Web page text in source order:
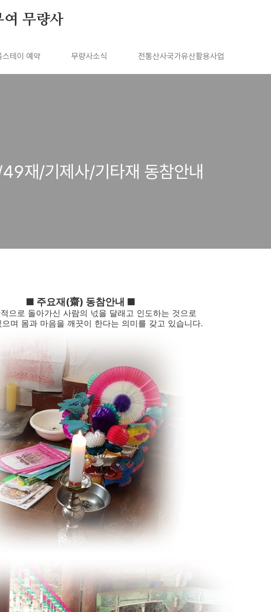
여 무량사
스테이 예약 무량사소식 전통산사국가유산활용사업
재/기제사/기타재 동참안내
■ 주요재(齋) 동참안내 ■
으로 돌아가신 사람의 넋을 달래고 인도하는 것으로
며 몸과 마음을 깨끗이 한다는 의미를 갖고 있습니다.